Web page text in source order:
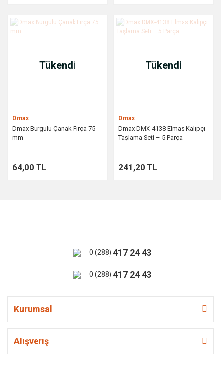
Tükendi
Dmax
Dmax Burgulu Çanak Fırça 75
mm
64,00 TL
Tükendi
Dmax
Dmax DMX-4138 Elmas Kalıpçı
Taşlama Seti – 5 Parça
241,20 TL
0 (288) 417 24 43
0 (288) 417 24 43
Kurumsal
Alışveriş